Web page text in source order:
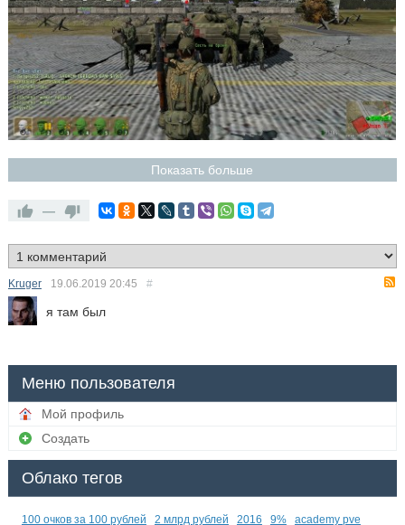
Показать больше
—
Kruger 19.06.2019 20:45 #
я там был
Меню пользователя
Мой профиль
Создать
Облако тегов
100 очков за 100 рублей 2 млрд рублей 2016 9% academy pve